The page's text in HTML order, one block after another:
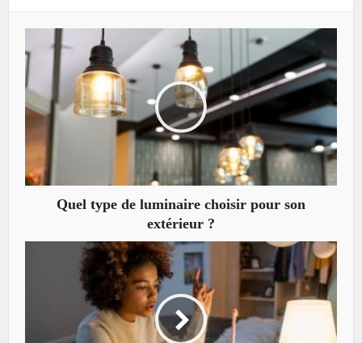
Quel type de luminaire choisir pour son
extérieur ?